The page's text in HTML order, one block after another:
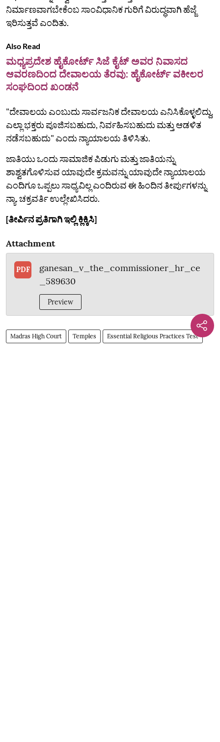
ನಿರ್ಮಾಣವಾಗಬೇಕೆಂಬ ಸಾಂವಿಧಾನಿಕ ಗುರಿಗೆ ವಿರುದ್ಧವಾಗಿ ಹೆಜ್ಜೆ
ಇರಿಸುತ್ತವೆ ಎಂದಿತು.
Also Read
ಮಧ್ಯಪ್ರದೇಶ ಹೈಕೋರ್ಟ್‌ ಸಿಜೆ ಕೈಟ್‌ ಅವರ ನಿವಾಸದ
ಆವರಣದಿಂದ ದೇವಾಲಯ ತೆರವು: ಹೈಕೋರ್ಟ್‌ ವಕೀಲರ
ಸಂಘದಿಂದ ಖಂಡನೆ
"ದೇವಾಲಯ ಎಂಬುದು ಸಾರ್ವಜನಿಕ ದೇವಾಲಯ ಎನಿಸಿಕೊಳ್ಳಲಿದ್ದು,
ಎಲ್ಲಾ ಭಕ್ತರು ಪೂಜಿಸಬಹುದು, ನಿರ್ವಹಿಸಬಹುದು ಮತ್ತು ಆಡಳಿತ
ನಡೆಸಬಹುದು" ಎಂದು ನ್ಯಾಯಾಲಯ ತಿಳಿಸಿತು.
ಜಾತಿಯು ಒಂದು ಸಾಮಾಜಿಕ ಪಿಡುಗು ಮತ್ತು ಜಾತಿಯನ್ನು
ಶಾಶ್ವತಗೊಳಿಸುವ ಯಾವುದೇ ಕ್ರಮವನ್ನು ಯಾವುದೇ ನ್ಯಾಯಾಲಯ
ಎಂದಿಗೂ ಒಪ್ಪಲು ಸಾಧ್ಯವಿಲ್ಲ ಎಂದಿರುವ ಈ ಹಿಂದಿನ ತೀರ್ಪುಗಳನ್ನು
ನ್ಯಾ. ಚಕ್ರವರ್ತಿ ಉಲ್ಲೇಖಿಸಿದರು.
[ತೀರ್ಪಿನ ಪ್ರತಿಗಾಗಿ ಇಲ್ಲಿ ಕ್ಲಿಕ್ಕಿಸಿ]
Attachment
PDF
ganesan_v_the_commissioner_hr_ce
_589630
Preview
Madras High Court Temples Essential Religious Practices Test